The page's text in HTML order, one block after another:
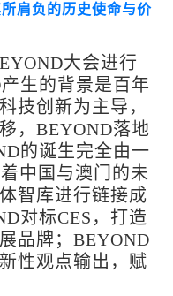
肩负的历史使命与价
大会进行
生的背景是百年
技创新为主导，
，BEYOND落地
的诞生完全由一
中国与澳门的未
智库进行链接成
对标CES，打造
品牌；BEYOND
性观点输出，赋